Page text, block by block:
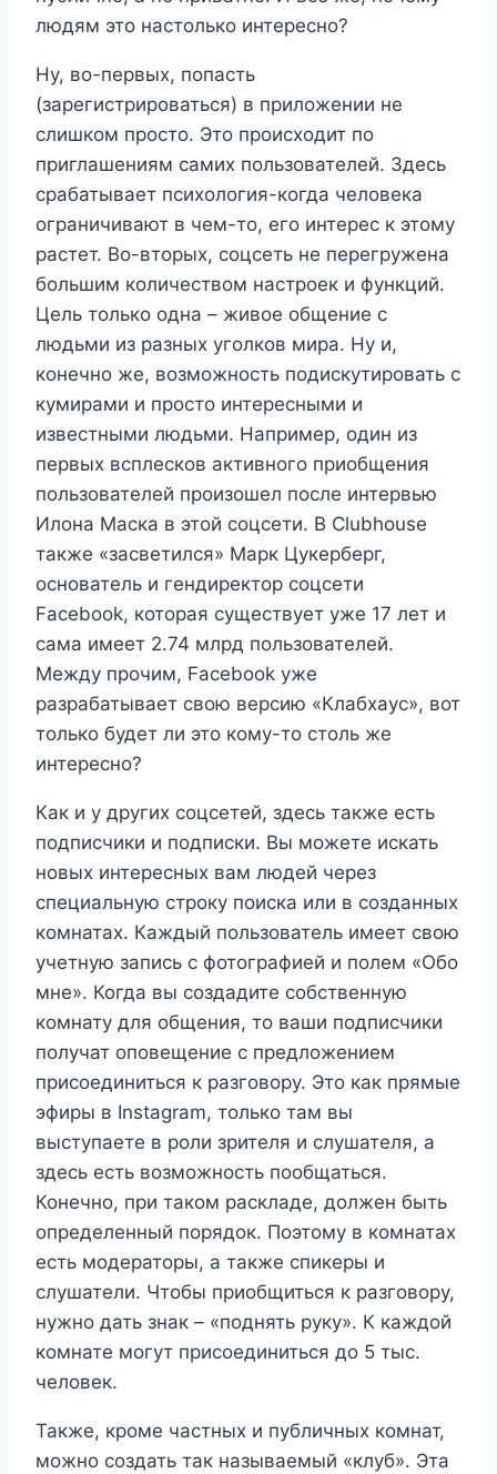
людям это настолько интересно?
Ну, во-первых, попасть
(зарегистрироваться) в приложении не
слишком просто. Это происходит по
приглашениям самих пользователей. Здесь
срабатывает психология-когда человека
ограничивают в чем-то, его интерес к этому
растет. Во-вторых, соцсеть не перегружена
большим количеством настроек и функций.
Цель только одна – живое общение с
людьми из разных уголков мира. Ну и,
конечно же, возможность подискутировать с
кумирами и просто интересными и
известными людьми. Например, один из
первых всплесков активного приобщения
пользователей произошел после интервью
Илона Маска в этой соцсети. В Clubhouse
также «засветился» Марк Цукерберг,
основатель и гендиректор соцсети
Facebook, которая существует уже 17 лет и
сама имеет 2.74 млрд пользователей.
Между прочим, Facebook уже
разрабатывает свою версию «Клабхаус», вот
только будет ли это кому-то столь же
интересно?
Как и у других соцсетей, здесь также есть
подписчики и подписки. Вы можете искать
новых интересных вам людей через
специальную строку поиска или в созданных
комнатах. Каждый пользователь имеет свою
учетную запись с фотографией и полем «Обо
мне». Когда вы создадите собственную
комнату для общения, то ваши подписчики
получат оповещение с предложением
присоединиться к разговору. Это как прямые
эфиры в Instagram, только там вы
выступаете в роли зрителя и слушателя, а
здесь есть возможность пообщаться.
Конечно, при таком раскладе, должен быть
определенный порядок. Поэтому в комнатах
есть модераторы, а также спикеры и
слушатели. Чтобы приобщиться к разговору,
нужно дать знак – «поднять руку». К каждой
комнате могут присоединиться до 5 тыс.
человек.
Также, кроме частных и публичных комнат,
можно создать так называемый «клуб». Эта